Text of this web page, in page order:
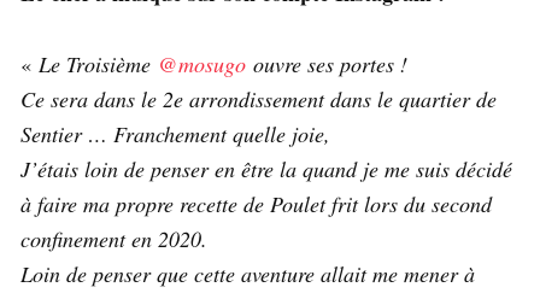
« Le Troisième @mosugo ouvre ses portes !
Ce sera dans le 2e arrondissement dans le quartier de
Sentier … Franchement quelle joie,
J’étais loin de penser en être la quand je me suis décidé
à faire ma propre recette de Poulet frit lors du second
confinement en 2020.
Loin de penser que cette aventure allait me mener à